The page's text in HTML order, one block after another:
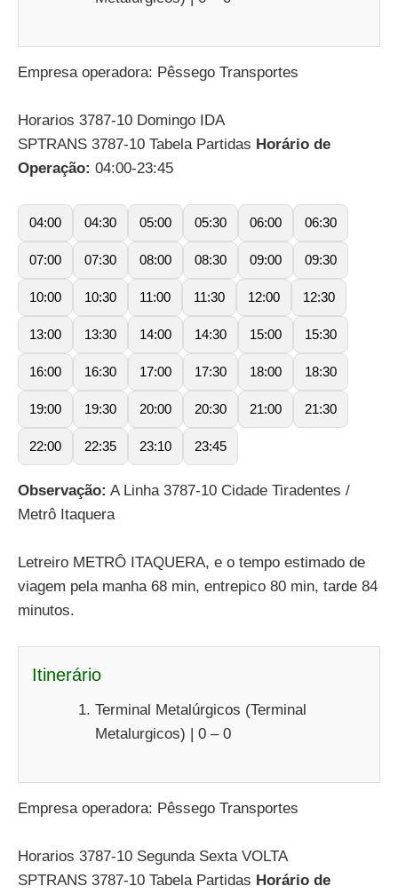
Empresa operadora: Pêssego Transportes
Horarios 3787-10 Domingo IDA
SPTRANS 3787-10 Tabela Partidas Horário de
Operação: 04:00-23:45
04:00 04:30 05:00 05:30 06:00 06:30
07:00 07:30 08:00 08:30 09:00 09:30
10:00 10:30 11:00 11:30 12:00 12:30
13:00 13:30 14:00 14:30 15:00 15:30
16:00 16:30 17:00 17:30 18:00 18:30
19:00 19:30 20:00 20:30 21:00 21:30
22:00 22:35 23:10 23:45
Observação: A Linha 3787-10 Cidade Tiradentes /
Metrô Itaquera
Letreiro METRÔ ITAQUERA, e o tempo estimado de
viagem pela manha 68 min, entrepico 80 min, tarde 84
minutos.
Itinerário
Terminal Metalúrgicos (Terminal
Metalurgicos) | 0 – 0
Empresa operadora: Pêssego Transportes
Horarios 3787-10 Segunda Sexta VOLTA
SPTRANS 3787-10 Tabela Partidas Horário de